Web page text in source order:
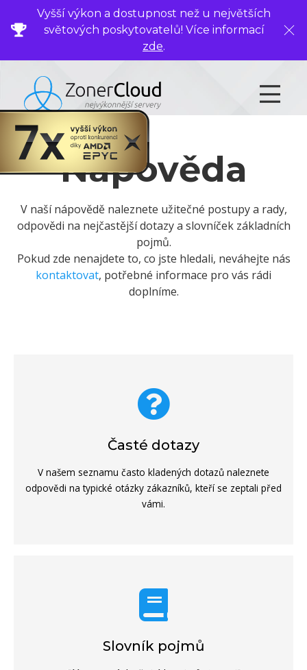
Vyšší výkon a dostupnost než u největších
světových poskytovatelů! Více informací
zde.
Nápověda
V naší nápovědě naleznete užitečné postupy a rady,
odpovědi na nejčastější dotazy a slovníček základních
pojmů.
Pokud zde nenajdete to, co jste hledali, neváhejte nás
kontaktovat, potřebné informace pro vás rádi
doplníme.
Časté dotazy
V našem seznamu často kladených dotazů naleznete
odpovědi na typické otázky zákazníků, kteří se zeptali před
vámi.
Slovník pojmů